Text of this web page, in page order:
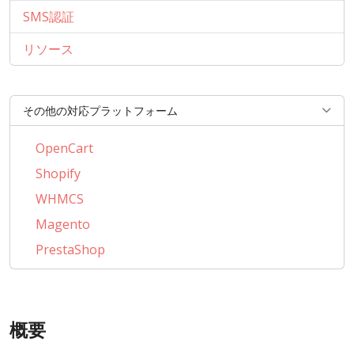
SMS認証
リソース
その他の対応プラットフォーム
OpenCart
Shopify
WHMCS
Magento
PrestaShop
BigCommerce
CubeCart
概要